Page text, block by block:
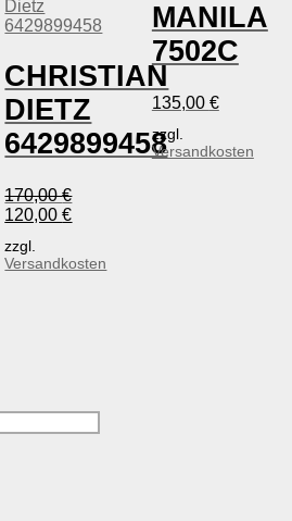
CHRISTIAN
DIETZ
6429899458
170,00€
Ursprünglicher
war:
170,00 €
120,00€Aktueller
120,00 €.
zzgl.
Versandkosten
MANILA
7502C
135,00 €
zzgl.
Versandkosten